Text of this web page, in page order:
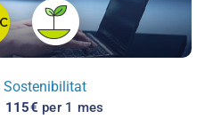
Sostenibilitat
115€ per 1 mes